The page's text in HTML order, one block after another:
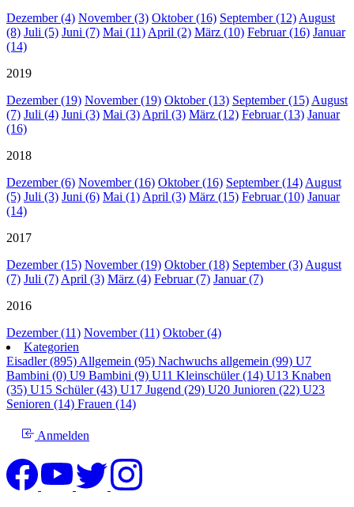
Dezember (4) November (3) Oktober (16) September (12)August
(8) Juli (5) Juni (7) Mai (11)April (2) März (10) Februar (16) Januar
(14)
2019
Dezember (19) November (19) Oktober (13) September (15)August
(7) Juli (4) Juni (3) Mai (3)April (3) März (12) Februar (13) Januar
(16)
2018
Dezember (6) November (16) Oktober (16) September (14)August
(5) Juli (3) Juni (6) Mai (1)April (3) März (15) Februar (10) Januar
(14)
2017
Dezember (15) November (19) Oktober (18) September (3)August
(7) Juli (7)April (3) März (4) Februar (7) Januar (7)
2016
Dezember (11) November (11) Oktober (4)
Kategorien
Eisadler (895)Allgemein (95) Nachwuchs allgemein (99) U7
Bambini (0) U9 Bambini (9) U11 Kleinschüler (14) U13 Knaben
(35) U15 Schüler (43) U17 Jugend (29) U20 Junioren (22) U23
Senioren (14) Frauen (14)
Anmelden